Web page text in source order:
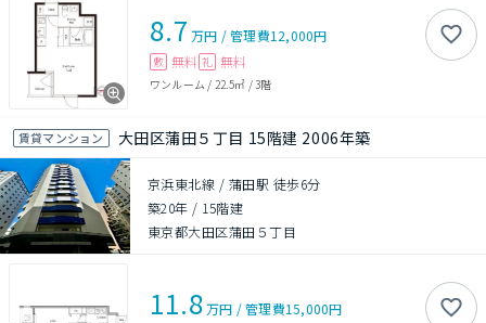
8.7 万円 /管理費12,000円
敷 無料 礼 無料
ワンルーム / 22.5㎡ /3階
賃貸マンション 大田区蒲田５丁目 15階建 2006年築
京浜東北線 / 蒲田駅 徒歩6分
築20年 / 15階建
東京都大田区蒲田５丁目
11.8万円 /管理費15,000円